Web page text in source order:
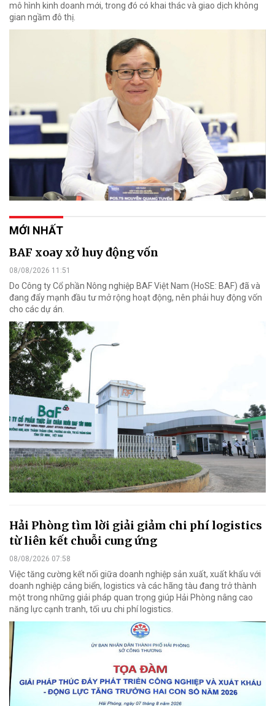
mô hình kinh doanh mới, trong đó có khai thác và giao dịch không
gian ngầm đô thị.
MỚI NHẤT
BAF xoay xở huy động vốn
08/08/2026 11:51
Do Công ty Cổ phần Nông nghiệp BAF Việt Nam (HoSE: BAF) đã và
đang đẩy mạnh đầu tư mở rộng hoạt động, nên phải huy động vốn
cho các dự án.
Hải Phòng tìm lời giải giảm chi phí logistics
từ liên kết chuỗi cung ứng
08/08/2026 07:58
Việc tăng cường kết nối giữa doanh nghiệp sản xuất, xuất khẩu với
doanh nghiệp cảng biển, logistics và các hãng tàu đang trở thành
một trong những giải pháp quan trọng giúp Hải Phòng nâng cao
năng lực cạnh tranh, tối ưu chi phí logistics.